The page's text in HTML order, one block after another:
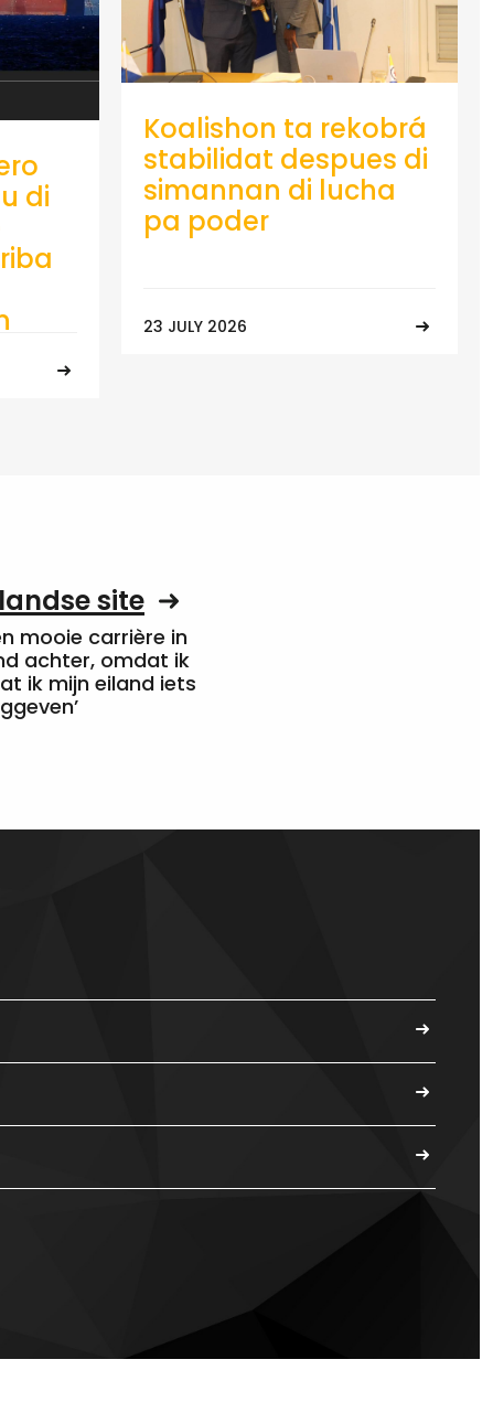
di
Koalishon ta rekobrá
stabilidat despues di
simannan di lucha
pa poder
23 JULY 2026
site
mooie carrière in
achter, omdat ik
ik mijn eiland iets